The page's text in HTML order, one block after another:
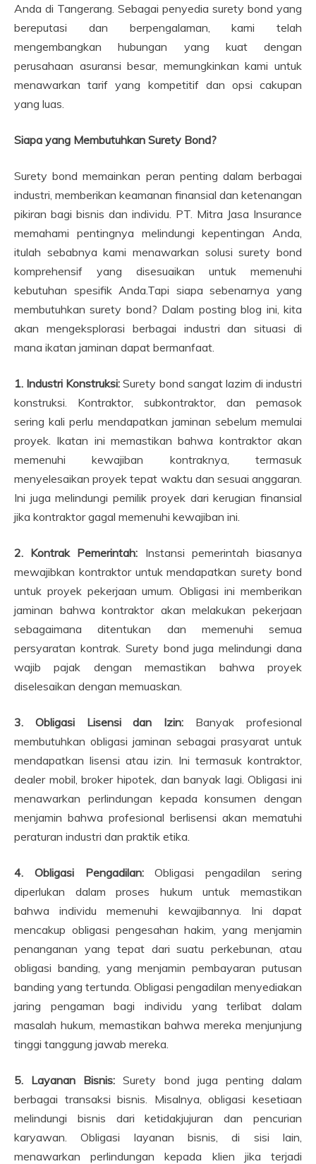
Anda di Tangerang. Sebagai penyedia surety bond yang
bereputasi dan berpengalaman, kami telah
mengembangkan hubungan yang kuat dengan
perusahaan asuransi besar, memungkinkan kami untuk
menawarkan tarif yang kompetitif dan opsi cakupan
yang luas.
Siapa yang Membutuhkan Surety Bond?
Surety bond memainkan peran penting dalam berbagai
industri, memberikan keamanan finansial dan ketenangan
pikiran bagi bisnis dan individu. PT. Mitra Jasa Insurance
memahami pentingnya melindungi kepentingan Anda,
itulah sebabnya kami menawarkan solusi surety bond
komprehensif yang disesuaikan untuk memenuhi
kebutuhan spesifik Anda.Tapi siapa sebenarnya yang
membutuhkan surety bond? Dalam posting blog ini, kita
akan mengeksplorasi berbagai industri dan situasi di
mana ikatan jaminan dapat bermanfaat.
1. Industri Konstruksi: Surety bond sangat lazim di industri
konstruksi. Kontraktor, subkontraktor, dan pemasok
sering kali perlu mendapatkan jaminan sebelum memulai
proyek. Ikatan ini memastikan bahwa kontraktor akan
memenuhi kewajiban kontraknya, termasuk
menyelesaikan proyek tepat waktu dan sesuai anggaran.
Ini juga melindungi pemilik proyek dari kerugian finansial
jika kontraktor gagal memenuhi kewajiban ini.
2. Kontrak Pemerintah: Instansi pemerintah biasanya
mewajibkan kontraktor untuk mendapatkan surety bond
untuk proyek pekerjaan umum. Obligasi ini memberikan
jaminan bahwa kontraktor akan melakukan pekerjaan
sebagaimana ditentukan dan memenuhi semua
persyaratan kontrak. Surety bond juga melindungi dana
wajib pajak dengan memastikan bahwa proyek
diselesaikan dengan memuaskan.
3. Obligasi Lisensi dan Izin: Banyak profesional
membutuhkan obligasi jaminan sebagai prasyarat untuk
mendapatkan lisensi atau izin. Ini termasuk kontraktor,
dealer mobil, broker hipotek, dan banyak lagi. Obligasi ini
menawarkan perlindungan kepada konsumen dengan
menjamin bahwa profesional berlisensi akan mematuhi
peraturan industri dan praktik etika.
4. Obligasi Pengadilan:Obligasi pengadilan sering
diperlukan dalam proses hukum untuk memastikan
bahwa individu memenuhi kewajibannya. Ini dapat
mencakup obligasi pengesahan hakim, yang menjamin
penanganan yang tepat dari suatu perkebunan, atau
obligasi banding, yang menjamin pembayaran putusan
banding yang tertunda. Obligasi pengadilan menyediakan
jaring pengaman bagi individu yang terlibat dalam
masalah hukum, memastikan bahwa mereka menjunjung
tinggi tanggung jawab mereka.
5. Layanan Bisnis: Surety bond juga penting dalam
berbagai transaksi bisnis. Misalnya, obligasi kesetiaan
melindungi bisnis dari ketidakjujuran dan pencurian
karyawan. Obligasi layanan bisnis, di sisi lain,
menawarkan perlindungan kepada klien jika terjadi